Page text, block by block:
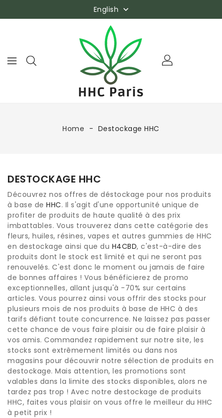
English 
Home Destockage HHC
DESTOCKAGE HHC
Découvrez nos offres de déstockage pour nos produits
à base de HHC. Il s'agit d'une opportunité unique de
profiter de produits de haute qualité à des prix
imbattables. Vous trouverez dans cette catégorie des
fleurs, huiles, résines, vapes et autres gummies de HHC
en destockage ainsi que du H4CBD, c'est-à-dire des
produits dont le stock est limité et qui ne seront pas
renouvelés. C'est donc le moment ou jamais de faire
de bonnes affaires ! Vous bénéficierez de promo
exceptionnelles, allant jusqu'à -70% sur certains
articles. Vous pourrez ainsi vous offrir des stocks pour
plusieurs mois de nos produits à base de HHC à des
tarifs défiant toute concurrence. Ne laissez pas passer
cette chance de vous faire plaisir ou de faire plaisir à
vos amis. Commandez rapidement sur notre site, les
stocks sont extrêmement limités ou dans nos
magasins pour découvrir notre sélection de produits en
destockage. Mais attention, les promotions sont
valables dans la limite des stocks disponibles, alors ne
tardez pas trop ! Avec notre destockage de produits
HHC, faites vous plaisir on vous offre le meilleur du HHC
à petit prix !